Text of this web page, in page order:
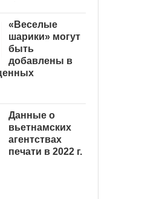
«Веселые
шарики» могут
быть
добавлены в
Данные о
вьетнамских
агентствах
печати в 2022 г.